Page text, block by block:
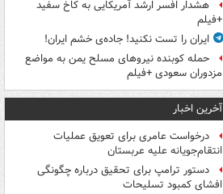
هشدار افسر ارشد آمریکایی به کاخ سفید
+فیلم
ایران را تست نکنید! جاده‌ی خشم ایران!
حمله کوبنده نیروهای مسلح یمن به مواضع
مزدوران سعودی +فیلم
آخرین اخبار
درخواست عامری برای تعویق عملیات
انتقام‌جویانه علیه عربستان
دستور ترامپ برای تحقیق درباره چگونگی
افشای کمبود تسلیحات